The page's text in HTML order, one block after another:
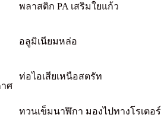
พลาสติก PA เสริมใยแก้ว
อลูมิเนียมหล่อ
ศ
ท่อไอเสียเหนือสตรัท
ทวนเข็มนาฬิกา มองไปทางโรเตอร์